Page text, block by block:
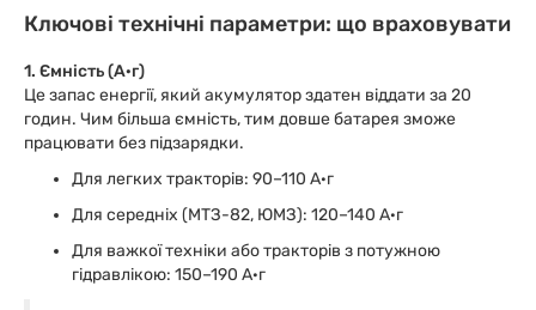
Ключові технічні параметри: що враховувати
1. Ємність (А·г)
Це запас енергії, який акумулятор здатен віддати за 20
годин. Чим більша ємність, тим довше батарея зможе
працювати без підзарядки.
Для легких тракторів: 90–110 А·г
Для середніх (МТЗ-82, ЮМЗ): 120–140 А·г
Для важкої техніки або тракторів з потужною
гідравлікою: 150–190 А·г